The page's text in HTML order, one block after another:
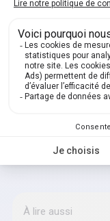
premières
S’il esten conduite
premières heures
confiance.
À lire aussi